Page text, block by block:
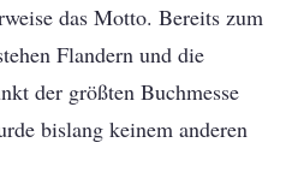
das Motto. Bereits zum
Flandern und die
der größten Buchmesse
bislang keinem anderen